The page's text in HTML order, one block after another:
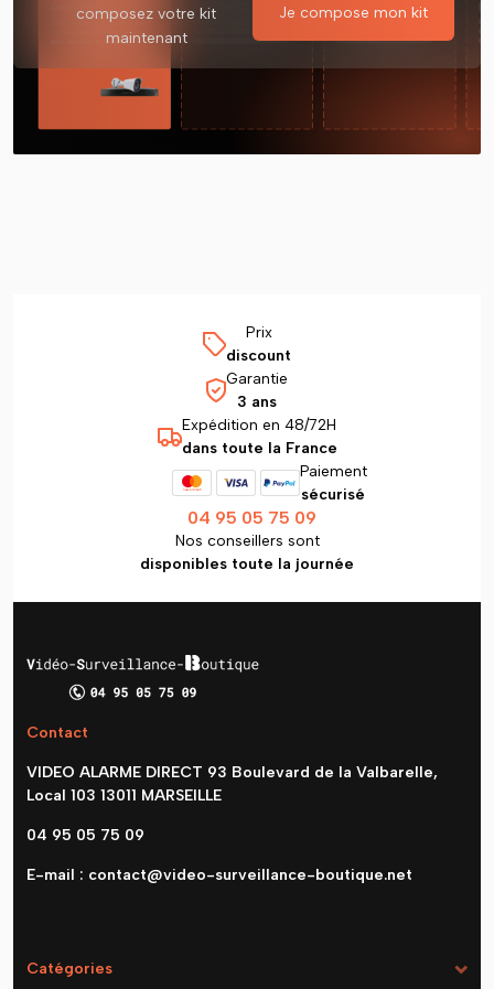
composez votre kit
maintenant
Je compose mon kit
Prix
discount
Garantie
3 ans
Expédition en 48/72H
dans toute la France
Paiement
sécurisé
04 95 05 75 09
Nos conseillers sont
disponibles toute la journée
Contact
VIDEO ALARME DIRECT 93 Boulevard de la Valbarelle,
Local 103 13011 MARSEILLE
04 95 05 75 09
E-mail : contact@video-surveillance-boutique.net
Catégories